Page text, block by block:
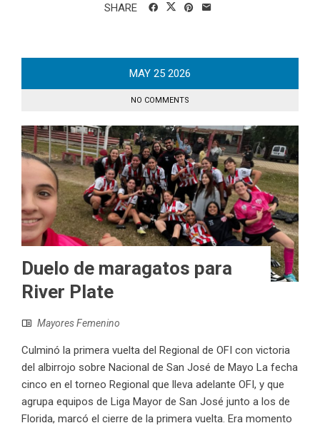
SHARE
MAY 25 2026
NO COMMENTS
Duelo de maragatos para
River Plate
Mayores Femenino
Culminó la primera vuelta del Regional de OFI con victoria
del albirrojo sobre Nacional de San José de Mayo La fecha
cinco en el torneo Regional que lleva adelante OFI, y que
agrupa equipos de Liga Mayor de San José junto a los de
Florida, marcó el cierre de la primera vuelta. Era momento